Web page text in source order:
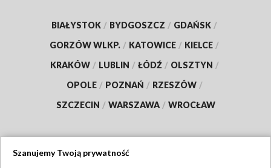
BIAŁYSTOK / BYDGOSZCZ / GDAŃSK /
GORZÓW WLKP. / KATOWICE / KIELCE /
KRAKÓW / LUBLIN / ŁÓDŹ / OLSZTYN /
OPOLE / POZNAŃ / RZESZÓW /
SZCZECIN / WARSZAWA / WROCŁAW
Szanujemy Twoją prywatność